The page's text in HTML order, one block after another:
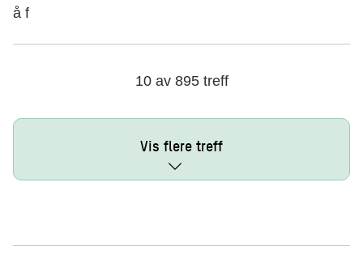
å f
10av 895treff
Vis flere treff